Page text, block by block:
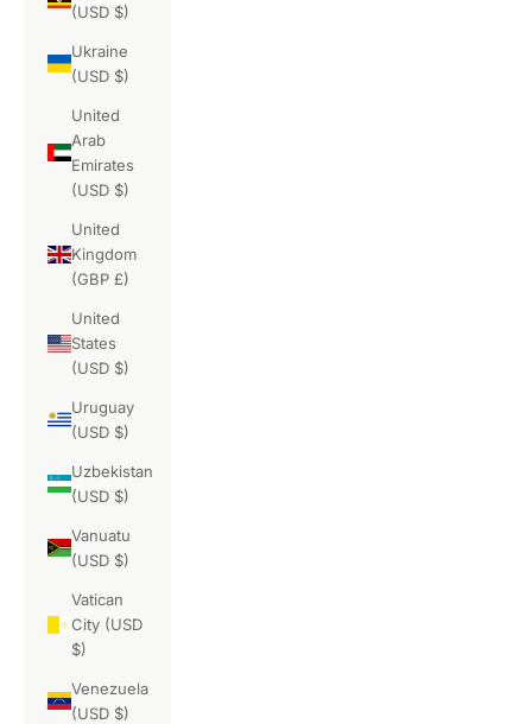
(USD $)
Ukraine
(USD $)
United
Arab
Emirates
(USD $)
United
Kingdom
(GBP £)
United
States
(USD $)
Uruguay
(USD $)
Uzbekistan
(USD $)
Vanuatu
(USD $)
Vatican
City (USD
$)
Venezuela
(USD $)